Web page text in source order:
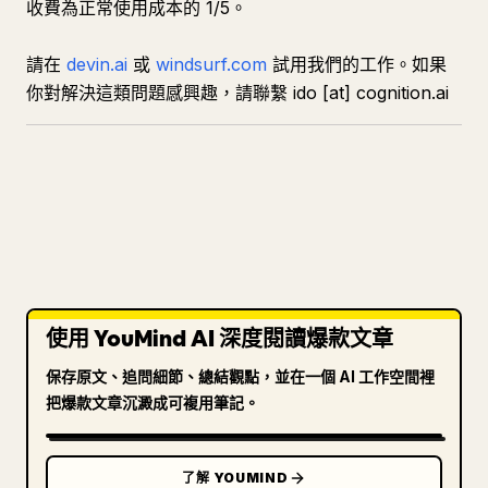
收費為正常使用成本的 1/5。
請在 devin.ai 或 windsurf.com 試用我們的工作。如果
你對解決這類問題感興趣，請聯繫 ido [at] cognition.ai
使用 YouMind AI 深度閱讀爆款文章
保存原文、追問細節、總結觀點，並在一個 AI 工作空間裡
把爆款文章沉澱成可複用筆記。
了解 YOUMIND